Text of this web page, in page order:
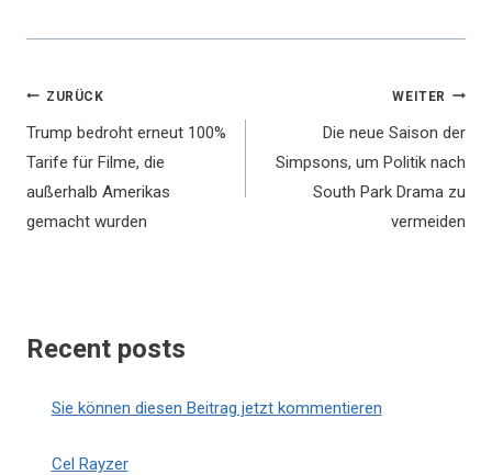
Beitragsnavigation
ZURÜCK
Trump bedroht erneut 100%
Tarife für Filme, die
außerhalb Amerikas
gemacht wurden
WEITER
Die neue Saison der
Simpsons, um Politik nach
South Park Drama zu
vermeiden
Recent posts
Sie können diesen Beitrag jetzt kommentieren
Cel Rayzer